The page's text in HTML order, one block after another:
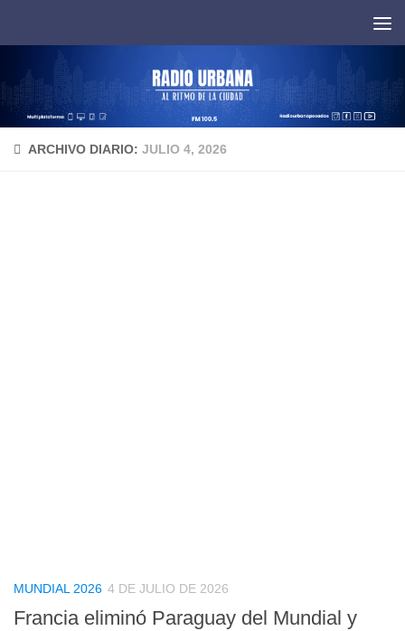
ARCHIVO DIARIO: JULIO 4, 2026
MUNDIAL 2026 4 DE JULIO DE 2026
Francia eliminó Paraguay del Mundial y